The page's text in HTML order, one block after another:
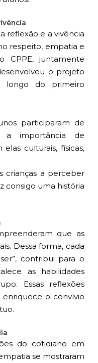
reflexão e a vivência
respeito, empatia e
CPPE, juntamente
o projeto
longo do primeiro
participaram de
a importância de
elas culturais, físicas,
crianças a perceber
consigo uma história
que as
Dessa forma, cada
contribui para o
as habilidades
Essas reflexões
enriquece o convívio
do cotidiano em
se mostraram